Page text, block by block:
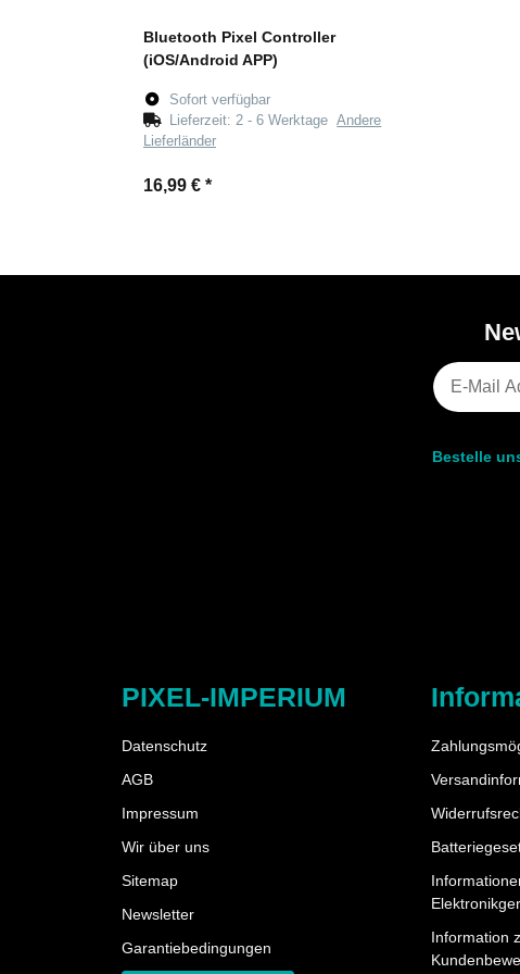
Bluetooth Pixel Controller
(iOS/Android APP)
Sofort verfügbar
Lieferzeit: 2 - 6 WerktageAndere
Lieferländer
16,99 € *
Bestelle
PIXEL-IMPERIUM
Datenschutz
AGB
Impressum
Wir über uns
Sitemap
Newsletter
Garantiebedingungen
Information